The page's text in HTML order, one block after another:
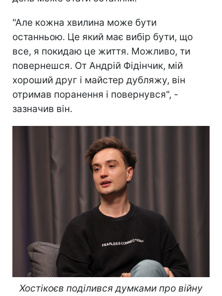
"Але кожна хвилина може бути
останньою. Це який має вибір бути, що
все, я покидаю це життя. Можливо, ти
повернешся. От Андрій Фідінчик, мій
хороший друг і майстер дубляжу, він
отримав поранення і повернувся", -
зазначив він.
Хостікоєв поділився думками про війну